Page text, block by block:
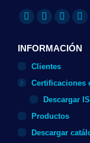
Encuéntranos en:
Twitter
opens
in
new
window
Linkedin
opens
in
new
window
opens
new
window
INFORMACIÓN
Clientes
Certificaciones
Descargar
Productos
Descargar